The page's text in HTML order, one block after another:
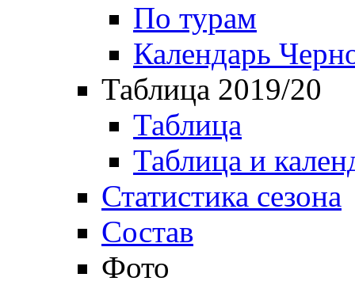
По турам
Календарь
Таблица 2019/20
Таблица
Таблица и
Статистика сезона
Состав
Фото